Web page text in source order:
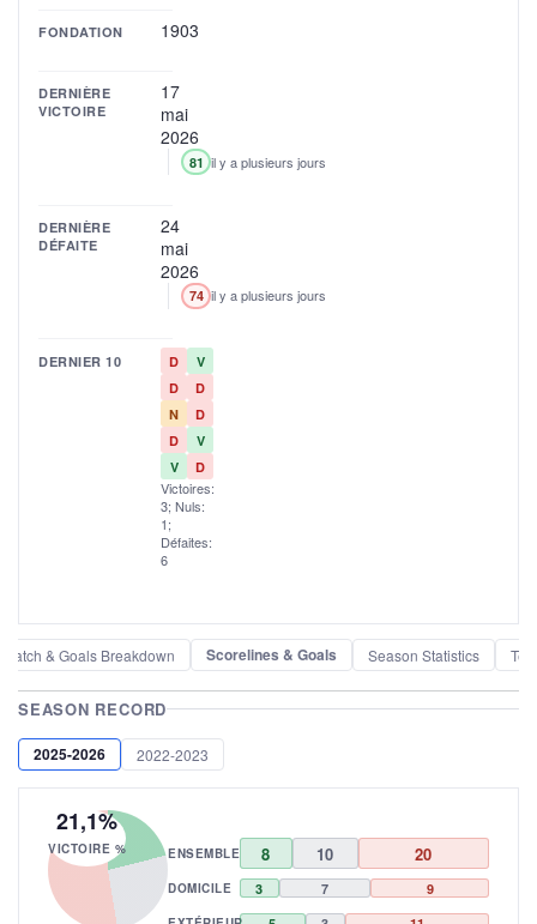
FONDATION 1903
DERNIÈRE
VICTOIRE
17
mai
2026
81 il y a plusieurs jours
DERNIÈRE
DÉFAITE
24
mai
2026
74 il y a plusieurs jours
DERNIER 10 D
V
D
D
N
D
D
V
V
D
Victoires:
3; Nuls:
1;
Défaites:
6
Match & Goals Breakdown Scorelines & Goals Season Statistics
SEASON RECORD
2025-2026 2022-2023
21,1%
VICTOIRE % ENSEMBLE 8 10 20
DOMICILE 3 7 9